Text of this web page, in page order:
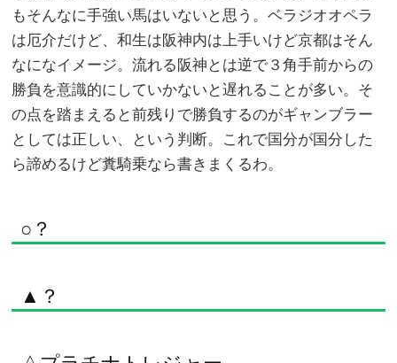
もそんなに手強い馬はいないと思う。ベラジオオペラ
は厄介だけど、和生は阪神内は上手いけど京都はそん
なになイメージ。流れる阪神とは逆で３角手前からの
勝負を意識的にしていかないと遅れることが多い。そ
の点を踏まえると前残りで勝負するのがギャンブラー
としては正しい、という判断。これで国分が国分した
ら諦めるけど糞騎乗なら書きまくるわ。
○？
▲？